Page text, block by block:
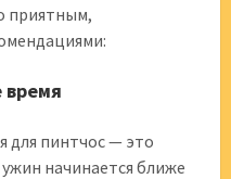
приятным,
время
для пинтчос — это
начинается ближе